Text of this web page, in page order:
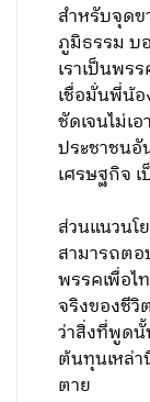
สำหรับจุดข
ภูมิธรรม บ
เราเป็นพร
เชื่อมั่นพี่น้
ชัดเจนไม่เ
ประชาชนอั
เศรษฐกิจ
ส่วนแนวน
สามารถต
พรรคเพื่อไ
จริงของชี
ว่าสิ่งที่พูดนั้
ต้นทุนเหล่า
ตาย